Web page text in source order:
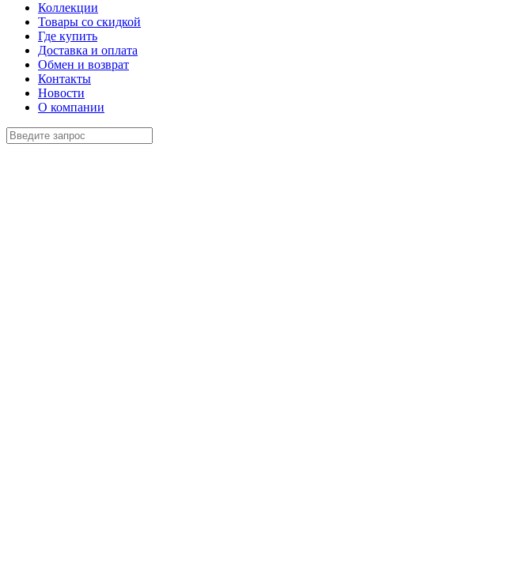
Коллекции
Товары со скидкой
Где купить
Доставка и оплата
Обмен и возврат
Контакты
Новости
О компании